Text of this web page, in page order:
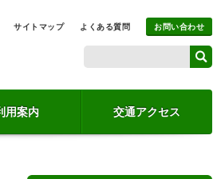
サイトマップ よくある質問 お問い合わせ
用案内 交通アクセス